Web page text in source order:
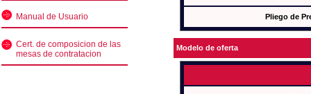
Manual de Usuario
Cert. de composicion de las
mesas de contratacion
Pliego de
Modelo de oferta